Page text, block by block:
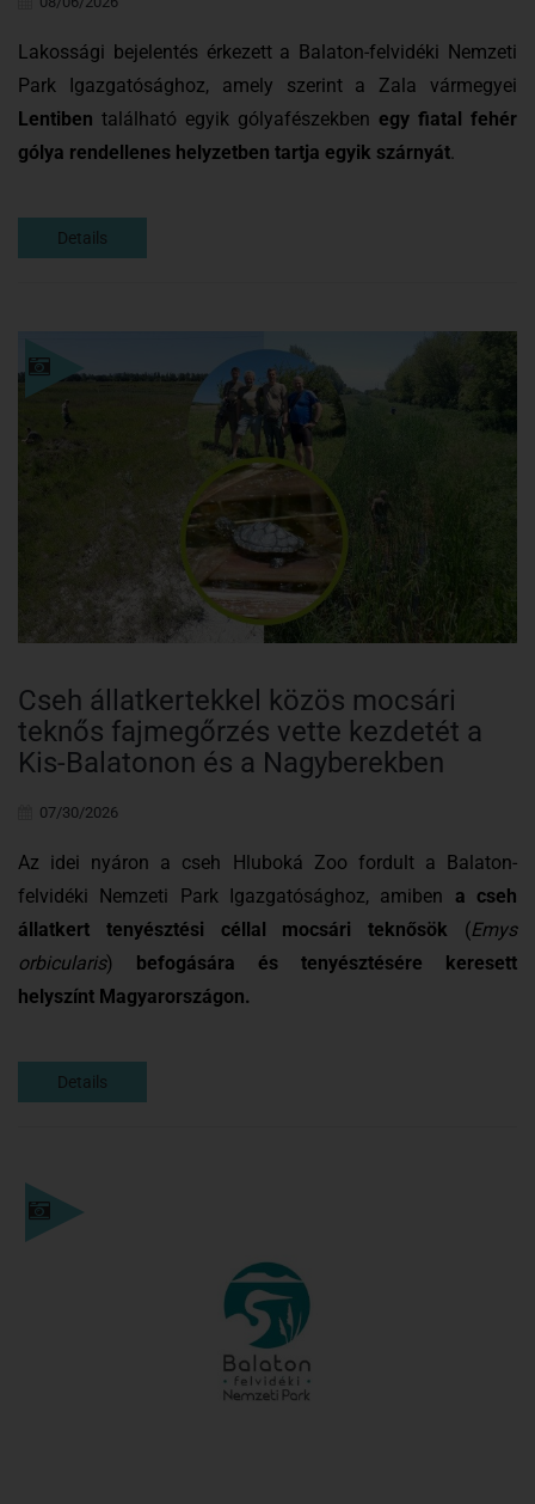
Lakossági bejelentés érkezett a Balaton-felvidéki Nemzeti
Park Igazgatósághoz, amely szerint a Zala vármegyei
Lentiben található egyik gólyafészekben egy fiatal fehér
gólya rendellenes helyzetben tartja egyik szárnyát.
Details
Details
Cseh állatkertekkel közös mocsári
teknős fajmegőrzés vette kezdetét a
Kis-Balatonon és a Nagyberekben
07/30/2026
Az idei nyáron a cseh Hluboká Zoo fordult a Balaton-
felvidéki Nemzeti Park Igazgatósághoz, amiben a cseh
állatkert tenyésztési céllal mocsári teknősök (Emys
orbicularis)
befogására és tenyésztésére keresett
helyszínt Magyarországon.
Details
Details